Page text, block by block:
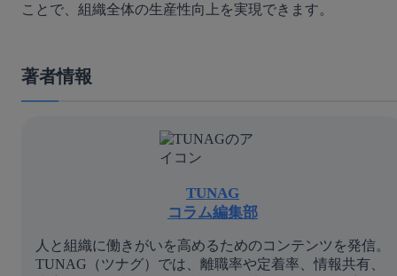
ことで、組織全体の生産性向上を実現できます。
著者情報
TUNAG
コラム編集部
人と組織に働きがいを高めるためのコンテンツを発信。
TUNAG（ツナグ）では、離職率や定着率、情報共有、